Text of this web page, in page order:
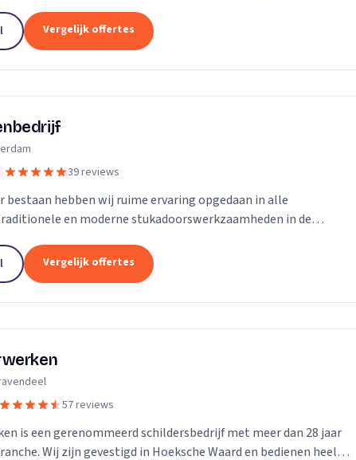
Vergelijk offertes
39 reviews
bestaan hebben wij ruime ervaring opgedaan in alle
en moderne stukadoorswerkzaamheden in de
Vergelijk offertes
57 reviews
is een gerenommeerd schildersbedrijf met meer dan 28 jaar
Wij zijn gevestigd in Hoeksche Waard en bedienen heel